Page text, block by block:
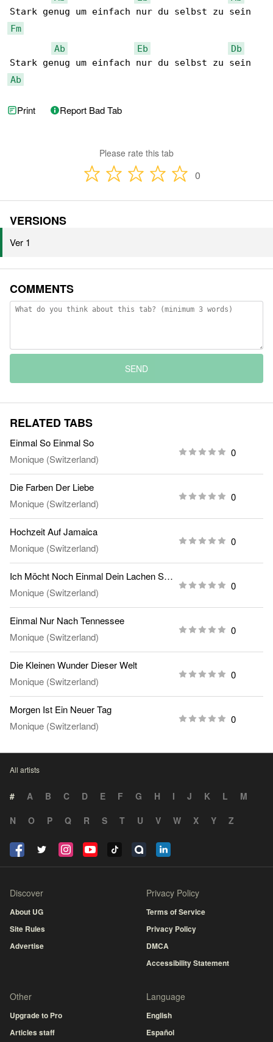
Fm
Ab
Eb
Db
Ab
Print Report Bad Tab
Please rate this tab
0
VERSIONS
Ver 1
COMMENTS
SEND
RELATED TABS
Einmal So Einmal So
Monique (Switzerland)
0
Die Farben Der Liebe
Monique (Switzerland)
0
Hochzeit Auf Jamaica
Monique (Switzerland)
0
Ich Möcht Noch Einmal Dein Lachen Sehn
Monique (Switzerland)
0
Einmal Nur Nach Tennessee
Monique (Switzerland)
0
Die Kleinen Wunder Dieser Welt
Monique (Switzerland)
0
Morgen Ist Ein Neuer Tag
Monique (Switzerland)
0
All artists
# A B C D E F G H I J K L
M
N
O P Q R S T U V W X Y Z
Discover
About UG
Site Rules
Advertise
Privacy Policy
Terms of Service
Privacy Policy
DMCA
Accessibility Statement
Other
Upgrade to Pro
Articles staff
Language
English
Español